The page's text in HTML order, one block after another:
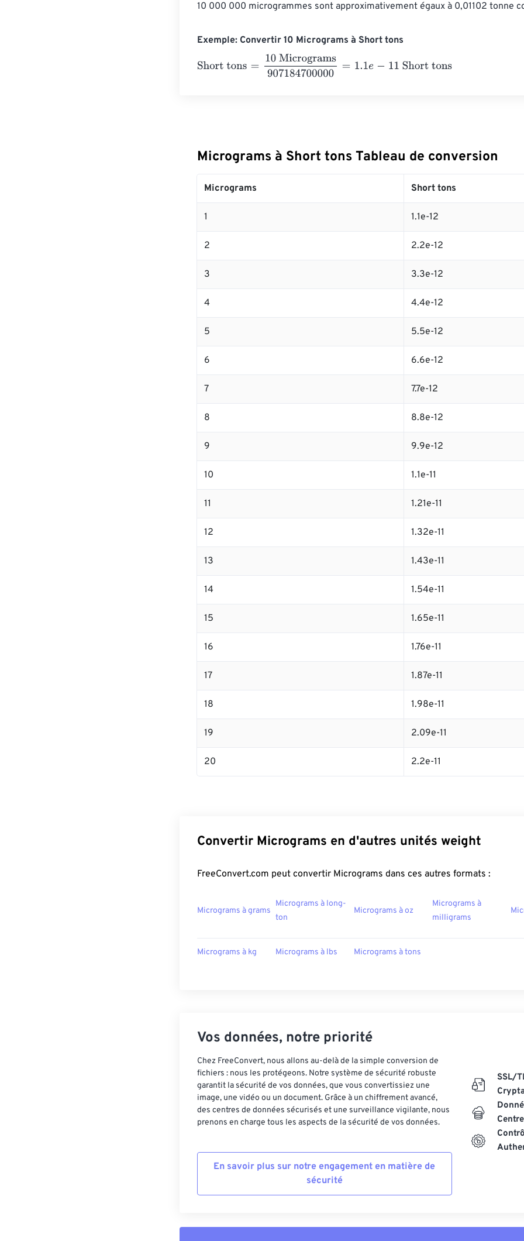
10 000 000 microgrammes sont approximativement égaux à 0,01102 tonne
Exemple: Convertir 10 Micrograms à Short tons
Short tons
10 Micrograms907184700000 1.1e - 11 Short tons
Micrograms à Short tons Tableau de conversion
Micrograms Short tons
1 1.1e-12
2 2.2e-12
3 3.3e-12
4 4.4e-12
5 5.5e-12
6 6.6e-12
7 7.7e-12
8 8.8e-12
9 9.9e-12
10 1.1e-11
11 1.21e-11
12 1.32e-11
13 1.43e-11
14 1.54e-11
15 1.65e-11
16 1.76e-11
17 1.87e-11
18 1.98e-11
19 2.09e-11
20 2.2e-11
Convertir Micrograms en d'autres unités weight
FreeConvert.com peut convertir Micrograms dans ces autres formats :
Micrograms à grams
Micrograms à long-
ton
Micrograms à oz
Micrograms à
milligrams
Micrograms à kg Micrograms à lbs Micrograms à tons
Vos données, notre priorité
Chez FreeConvert, nous allons au-delà de la simple conversion de
fichiers : nous les protégeons. Notre système de sécurité robuste
garantit la sécurité de vos données, que vous convertissiez une
image, une vidéo ou un document. Grâce à un chiffrement avancé,
des centres de données sécurisés et une surveillance vigilante, nous
prenons en charge tous les aspects de la sécurité de vos données.
En savoir plus sur notre engagement en matière de
sécurité
SSL/